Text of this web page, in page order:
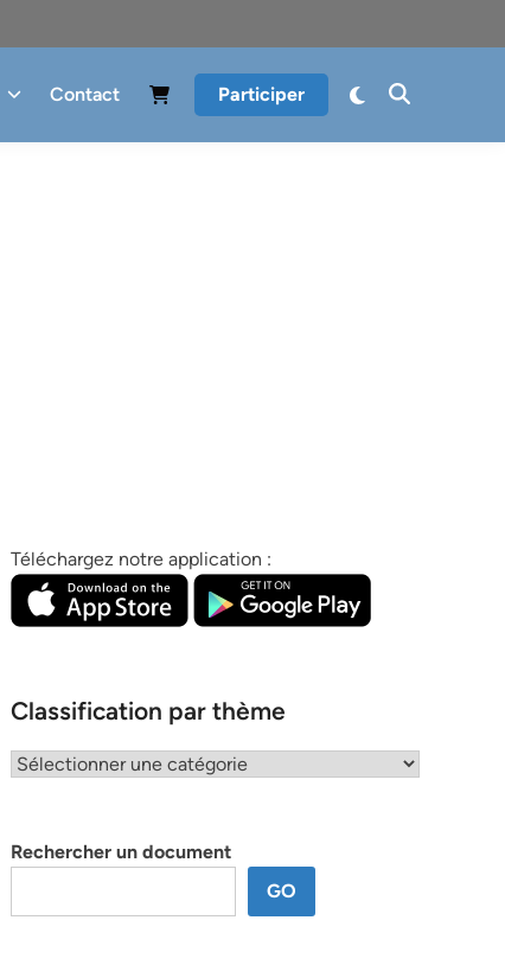
Contact Participer
Téléchargez notre application :
Classification par thème
Classification
Rechercher un document
GO